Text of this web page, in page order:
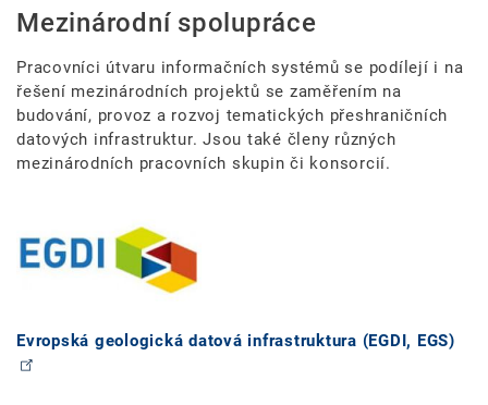
Mezinárodní spolupráce
Pracovníci útvaru informačních systémů se podílejí i na
řešení mezinárodních projektů se zaměřením na
budování, provoz a rozvoj tematických přeshraničních
datových infrastruktur. Jsou také členy různých
mezinárodních pracovních skupin či konsorcií.
Evropská geologická datová infrastruktura (EGDI, EGS)